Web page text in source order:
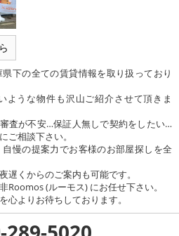
下の全ての賃貸情報を取り扱っており
ような物件も沢山ご紹介させて頂きま
査が不安…保証人無しで契約をしたい…
ご相談下さい。
慢の提案力でお客様のお部屋探しを全
遅くからのご案内も可能です。
Roomos (ルーモス) にお任せ下さい。
心よりお待ちしております。